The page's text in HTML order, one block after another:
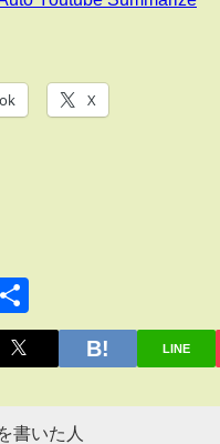
X
X
有
LINE
書いた人